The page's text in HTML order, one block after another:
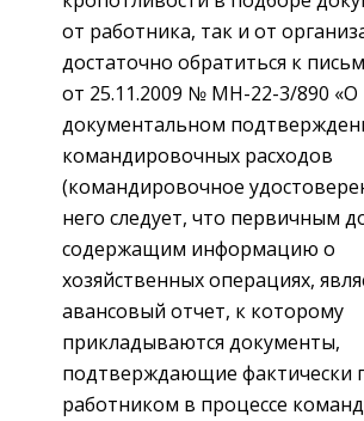
от работника, так и от
достаточно обратиться к
от 25.11.2009 № МН-22-3/890 «О
документальном
командировочных расходов
(командировочное
него следует, что первичным
содержащим информацию о
хозяйственных операциях,
авансовый отчет, к которому
прикладываются документы,
подтверждающие фактически
работником в процессе